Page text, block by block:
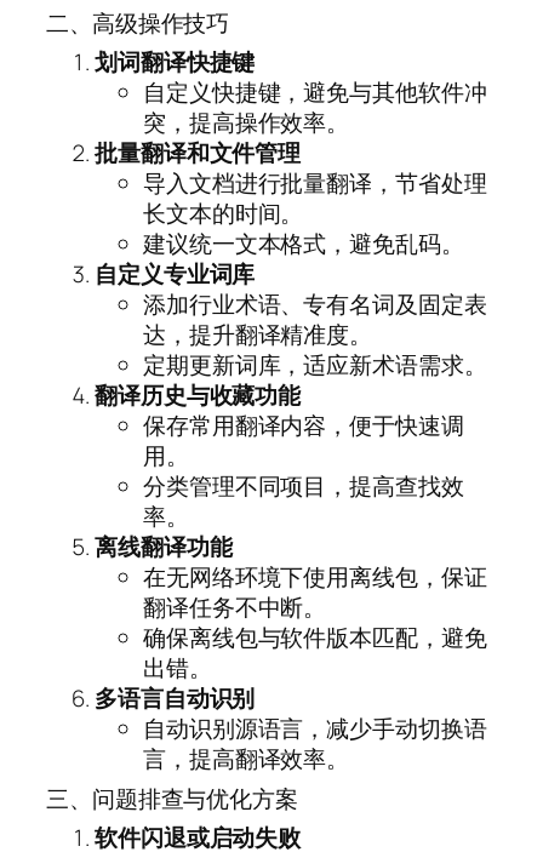
二、高级操作技巧
划词翻译快捷键
自定义快捷键，避免与其他软件冲
突，提高操作效率。
批量翻译和文件管理
导入文档进行批量翻译，节省处理
长文本的时间。
建议统一文本格式，避免乱码。
自定义专业词库
添加行业术语、专有名词及固定表
达，提升翻译精准度。
定期更新词库，适应新术语需求。
翻译历史与收藏功能
保存常用翻译内容，便于快速调
用。
分类管理不同项目，提高查找效
率。
离线翻译功能
在无网络环境下使用离线包，保证
翻译任务不中断。
确保离线包与软件版本匹配，避免
出错。
多语言自动识别
自动识别源语言，减少手动切换语
言，提高翻译效率。
三、问题排查与优化方案
软件闪退或启动失败